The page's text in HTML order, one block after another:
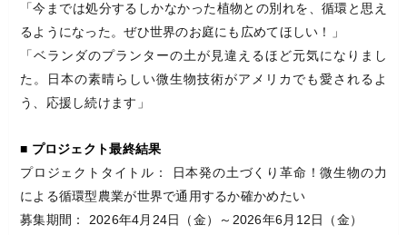
「今までは処分するしかなかった植物との別れを、循環と思え
るようになった。ぜひ世界のお庭にも広めてほしい！」
「ベランダのプランターの土が見違えるほど元気になりまし
た。日本の素晴らしい微生物技術がアメリカでも愛されるよ
う、応援し続けます」
■ プロジェクト最終結果
プロジェクトタイトル： 日本発の土づくり革命！微生物の力
による循環型農業が世界で通用するか確かめたい
募集期間： 2026年4月24日（金）～2026年6月12日（金）